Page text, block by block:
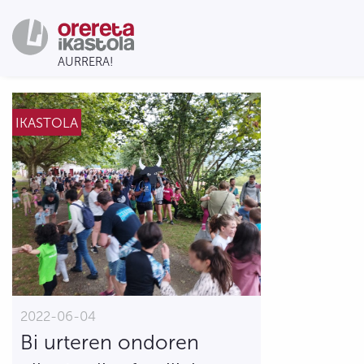
IKASTOLA
2022-06-04
Bi urteren ondoren